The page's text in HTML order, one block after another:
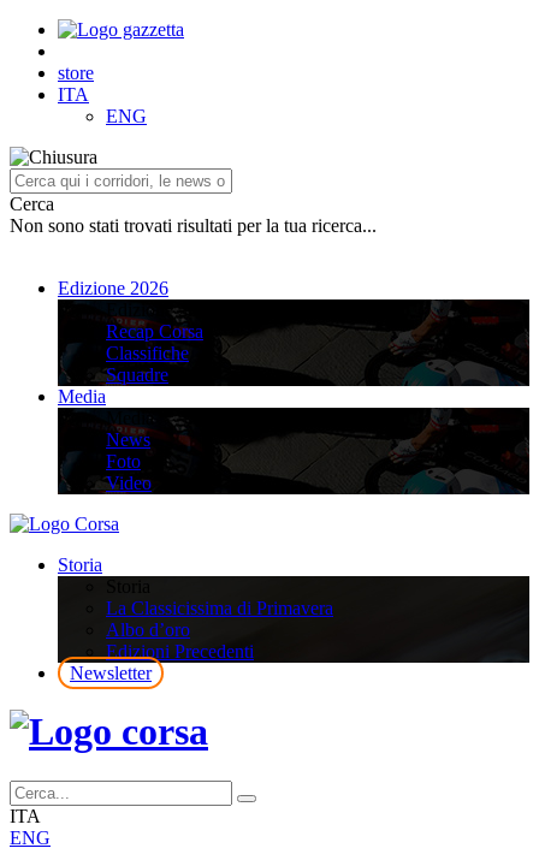
store
ITA
ENG
Cerca
Non sono stati trovati risultati per la tua ricerca...
Edizione 2026
Edizione 2026
Recap Corsa
Classifiche
Squadre
Media
Media
News
Foto
Video
Storia
La Classicissima di Primavera
Albo d’oro
Edizioni Precedenti
Newsletter
ITA
ENG